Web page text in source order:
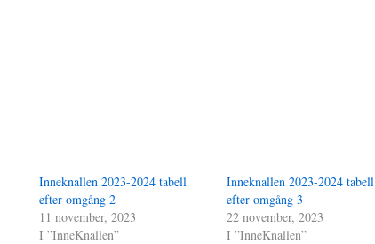
Inneknallen 2023-2024 tabell
efter omgång 2
11 november, 2023
I ”InneKnallen”
Inneknallen 2023-2024 tabell
efter omgång 3
22 november, 2023
I ”InneKnallen”